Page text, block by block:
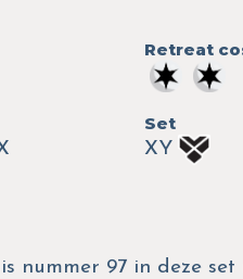
Retreat
Set
XY
nummer 97 in deze set